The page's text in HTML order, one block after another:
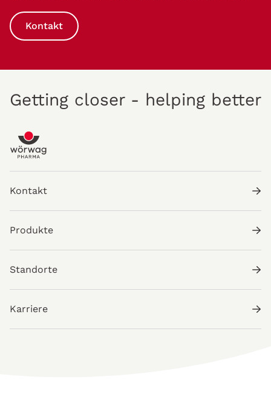
Kontakt
Getting closer - helping better
Kontakt
Produkte
Standorte
Karriere